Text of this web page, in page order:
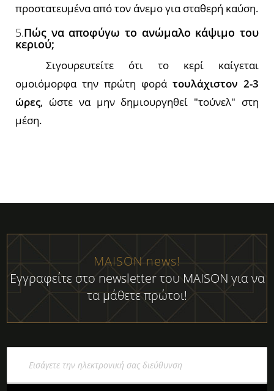
προστατευμένα από τον άνεμο για σταθερή καύση.
5.Πώς να αποφύγω το ανώμαλο κάψιμο του
κεριού;
Σιγουρευτείτε ότι το κερί καίγεται
ομοιόμορφα την πρώτη φορά τουλάχιστον 2-3
ώρες, ώστε να μην δημιουργηθεί "τούνελ" στη
μέση.
MAISON news!
Εγγραφείτε στο newsletter του MAISON για να
τα μάθετε πρώτοι!